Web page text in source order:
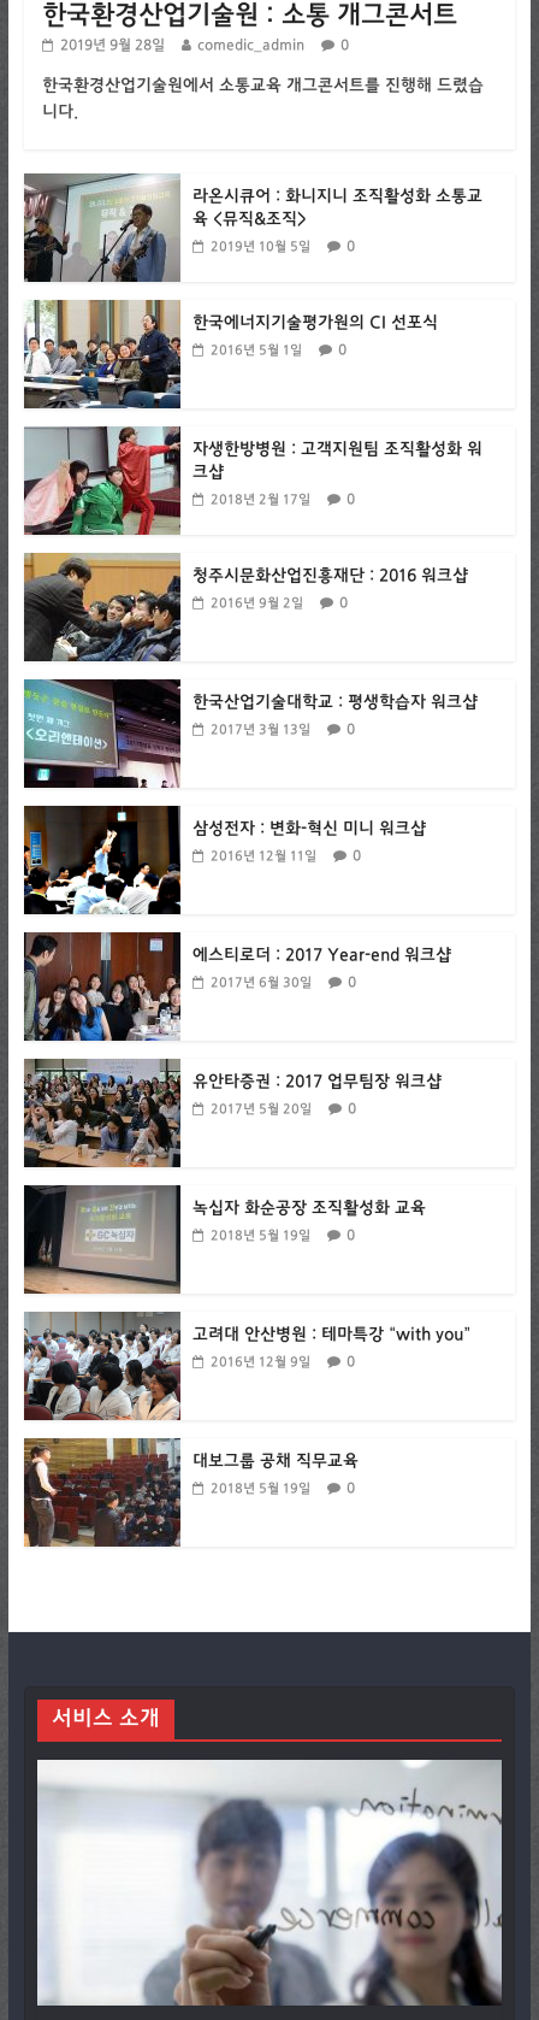
한국환경산업기술원 : 소통 개그콘서트
2019년 9월 28일 comedic_admin 0
한국환경산업기술원에서 소통교육 개그콘서트를 진행해 드렸습
니다.
라온시큐어 : 화니지니 조직활성화 소통교
육 <뮤직&조직>
2019년 10월 5일 0
한국에너지기술평가원의 CI 선포식
2016년 5월 1일 0
자생한방병원 : 고객지원팀 조직활성화 워
크샵
2018년 2월 17일 0
청주시문화산업진흥재단 : 2016 워크샵
2016년 9월 2일 0
한국산업기술대학교 : 평생학습자 워크샵
2017년 3월 13일 0
삼성전자 : 변화-혁신 미니 워크샵
2016년 12월 11일 0
에스티로더 : 2017 Year-end 워크샵
2017년 6월 30일 0
유안타증권 : 2017 업무팀장 워크샵
2017년 5월 20일 0
녹십자 화순공장 조직활성화 교육
2018년 5월 19일 0
고려대 안산병원 : 테마특강 “with you”
2016년 12월 9일 0
대보그룹 공채 직무교육
2018년 5월 19일 0
서비스 소개